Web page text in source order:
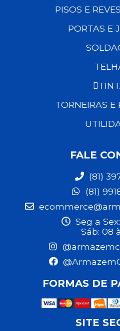
PISOS E
PORTAS E
TORNEIRAS E
FALE
(81)
(81)
Seg a
Sáb: 08
FORMAS DE
SITE